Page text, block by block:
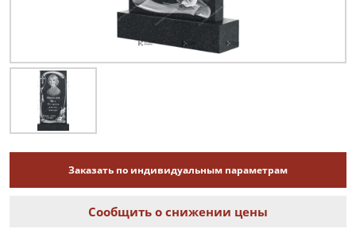
Заказать по индивидуальным параметрам
Сообщить о снижении цены